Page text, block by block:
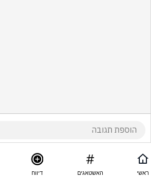
ראשי האשטאגים דיווח